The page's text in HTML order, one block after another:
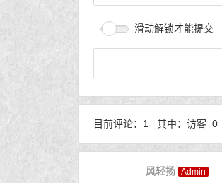
滑动解锁才能提交
目前评论：1 其中：访客
风轻扬 Admin